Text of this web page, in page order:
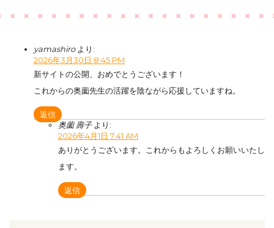
yamashiro より:
2026年3月30日 8:45 PM
新サイトの公開、おめでとうございます！
これからの奥薗先生の活躍を陰ながら応援していますね。
返信
奥薗 壽子 より:
2026年4月1日 7:41 AM
ありがとうございます。これからもよろしくお願いいたし
ます。
返信